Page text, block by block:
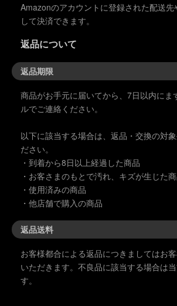
Amazonのアカウントに登録された配送
して決済できます。
返品について
返品期限
商品がお手元に届いてから、7日以内にま
ルでご連絡ください。
以下に該当する場合は、返品・交換の対
ださい。
・到着から8日以上経過した商品
・お客さまのもとで汚れ、キズが生じた
・使用済みの商品
・他店舗で購入の商品
返品送料
お客様都合による返品につきましてはお
いただきます。不良品に該当する場合は
す。